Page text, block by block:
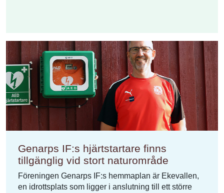
Genarps IF:s hjärtstartare finns
tillgänglig vid stort naturområde
Föreningen Genarps IF:s hemmaplan är Ekevallen,
en idrottsplats som ligger i anslutning till ett större